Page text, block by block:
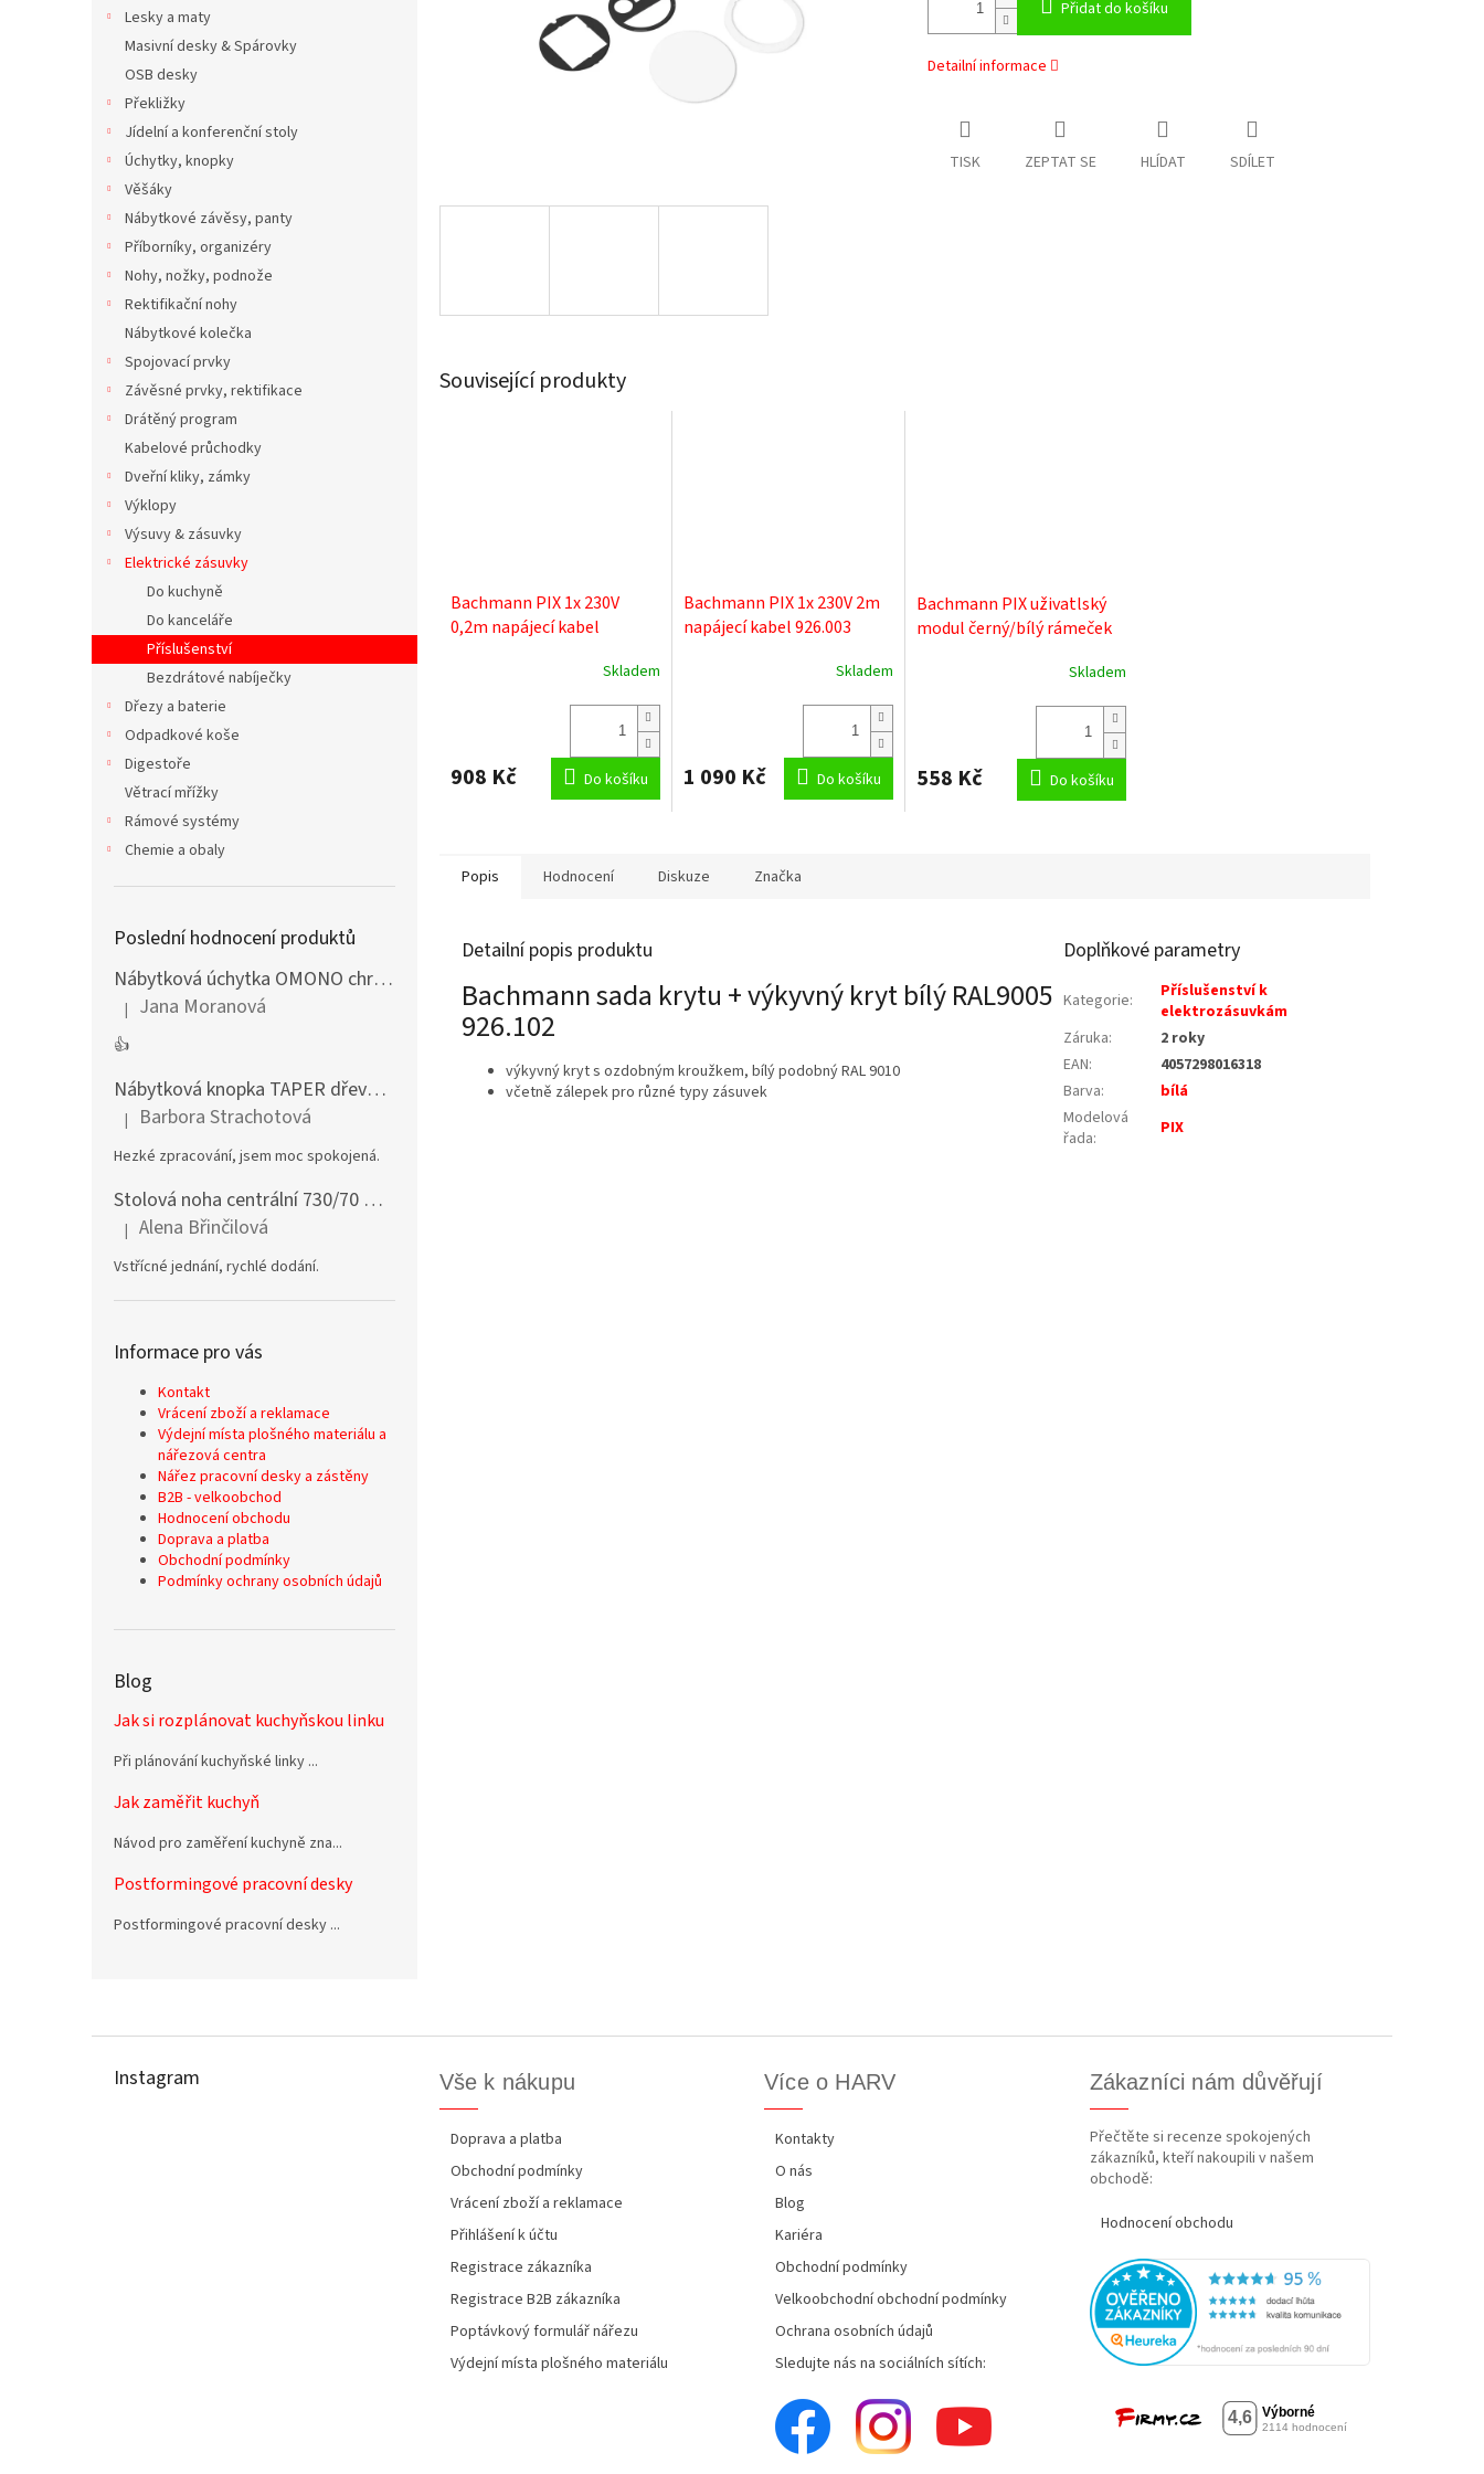
Lesky a maty
Masivní desky & Spárovky
OSB desky
Překližky
Jídelní a konferenční stoly
Úchytky, knopky
Věšáky
Nábytkové závěsy, panty
Příborníky, organizéry
Nohy, nožky, podnože
Rektifikační nohy
Nábytkové kolečka
Spojovací prvky
Závěsné prvky, rektifikace
Drátěný program
Kabelové průchodky
Dveřní kliky, zámky
Výklopy
Výsuvy & zásuvky
Elektrické zásuvky
Do kuchyně
Do kanceláře
Příslušenství
Bezdrátové nabíječky
Dřezy a baterie
Odpadkové koše
Digestoře
Větrací mřížky
Rámové systémy
Chemie a obaly
Poslední hodnocení produktů
Nábytková úchytka OMONO chrom lesklý
Hodnocení produktu je 5 z 5 hvězdiček.
| Jana Moranová
👍
Nábytková knopka TAPER dřevěná dub lakovaný
Hodnocení produktu je 5 z 5 hvězdiček.
| Barbora Strachotová
Hezké zpracování, jsem moc spokojená.
Stolová noha centrální 730/70 mm stříbrná
Hodnocení produktu je 5 z 5 hvězdiček.
| Alena Břinčilová
Vstřícné jednání, rychlé dodání.
Informace pro vás
Kontakt
Vrácení zboží a reklamace
Výdejní místa plošného materiálu a
nářezová centra
Nářez pracovní desky a zástěny
B2B - velkoobchod
Hodnocení obchodu
Doprava a platba
Obchodní podmínky
Podmínky ochrany osobních údajů
Blog
Jak si rozplánovat kuchyňskou linku
Při plánování kuchyňské linky ...
Jak zaměřit kuchyň
Návod pro zaměření kuchyně zna...
Postformingové pracovní desky
Postformingové pracovní desky ...
Přidat do košíku
Detailní informace
TISK ZEPTAT SE HLÍDAT SDÍLET
Související produkty
Bachmann PIX 1x 230V
0,2m napájecí kabel
z
Skladem
908 Kč Do košíku
Bachmann PIX 1x 230V 2m
napájecí kabel 926.003
z
Skladem
1 090 Kč Do košíku
Bachmann PIX uživatlský
modul černý/bílý rámeček
Skladem
558 Kč Do košíku
Popis Hodnocení Diskuze Značka
Detailní popis produktu
Bachmann sada krytu + výkyvný kryt bílý RAL9005
926.102
výkyvný kryt s ozdobným kroužkem, bílý podobný RAL 9010
včetně zálepek pro různé typy zásuvek
Doplňkové parametry
Kategorie:
Příslušenství k
elektrozásuvkám
Záruka:
2 roky
EAN:
4057298016318
Barva:
bílá
Modelová
řada: PIX
Instagram Vše k nákupu
Doprava a platba
Obchodní podmínky
Vrácení zboží a reklamace
Přihlášení k účtu
Registrace zákazníka
Registrace B2B zákazníka
Poptávkový formulář nářezu
Výdejní místa plošného materiálu
Více o HARV
Kontakty
O nás
Blog
Kariéra
Obchodní podmínky
Velkoobchodní obchodní podmínky
Ochrana osobních údajů
Sledujte nás na sociálních sítích:
Zákazníci nám důvěřují
Přečtěte si recenze spokojených
zákazníků, kteří nakoupili v našem
obchodě:
Hodnocení obchodu